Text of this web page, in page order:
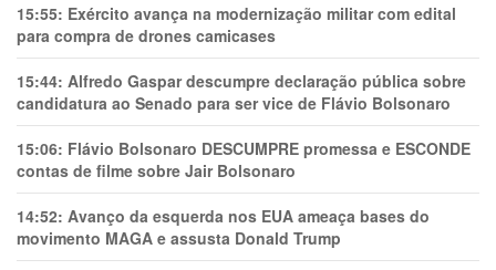
15:55: Exército avança na modernização militar com edital
para compra de drones camicases
15:44: Alfredo Gaspar descumpre declaração pública sobre
candidatura ao Senado para ser vice de Flávio Bolsonaro
15:06: Flávio Bolsonaro DESCUMPRE promessa e ESCONDE
contas de filme sobre Jair Bolsonaro
14:52: Avanço da esquerda nos EUA ameaça bases do
movimento MAGA e assusta Donald Trump